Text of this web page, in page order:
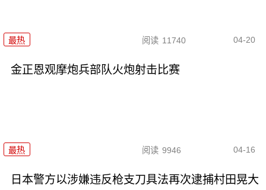
最热 阅读 11740 04-20
金正恩观摩炮兵部队火炮射击比赛
最热 阅读 9946 04-16
日本警方以涉嫌违反枪支刀具法再次逮捕村田晃大